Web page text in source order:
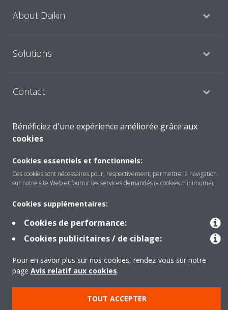
About Daikin
Solutions
Contact
Products
Mentions légales
Avis relatif aux cookies
Politique de confidentialité des données
Bénéficiez d'une expérience améliorée grâce aux
cookies
Cookies essentiels et fonctionnels:
Ces cookies sont nécessaires pour, respectivement, permettre la navigation
sur notre site Web et fournir les services demandés (« cookies minimum»).
Cookies supplémentaires:
Cookies de performance:
Cookies publicitaires / de ciblage:
Pour en savoir plus sur nos cookies, rendez-vous sur notre
page Avis relatif aux cookies.
TOUT ACCEPTER